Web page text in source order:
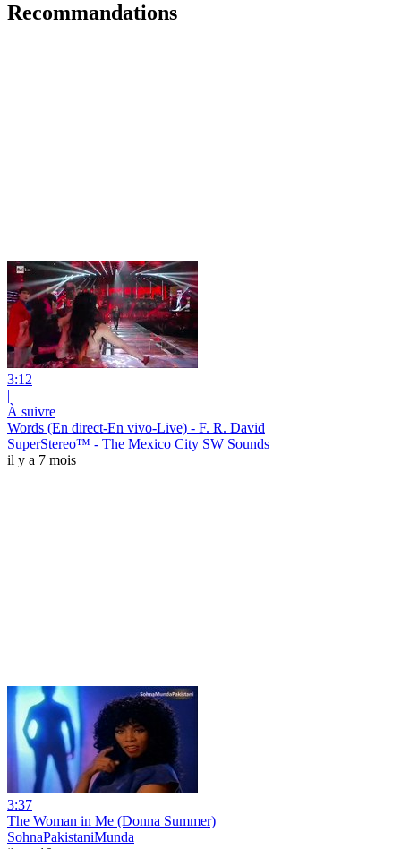
Recommandations
3:12
|
À suivre
Words (En direct-En vivo-Live) - F. R. David
SuperStereo™ - The Mexico City SW Sounds
il y a 7 mois
3:37
The Woman in Me (Donna Summer)
SohnaPakistaniMunda